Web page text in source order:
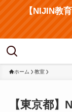
【NIJIN教
ホーム 教室
【東京都